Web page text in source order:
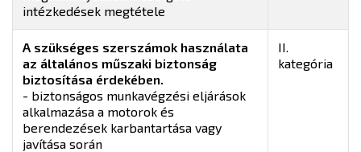
intézkedések megtétele
A szükséges szerszámok használata
az általános műszaki biztonság
biztosítása érdekében.
- biztonságos munkavégzési eljárások
alkalmazása a motorok és
berendezések karbantartása vagy
javítása során
II.
kategória